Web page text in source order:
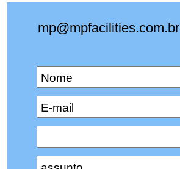
mp@mpfacilities.com.br